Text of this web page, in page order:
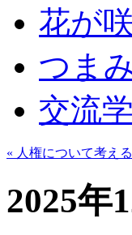
花が
つま
交流
« 人権について考える
2025年